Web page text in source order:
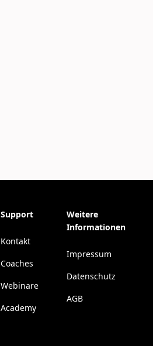
Support
Kontakt
Coaches
Webinare
Academy
Weitere
Informationen
Impressum
Datenschutz
AGB